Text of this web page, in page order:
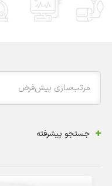
مرتب‌سازی پیش‌فرض
جستجو پیشرفته